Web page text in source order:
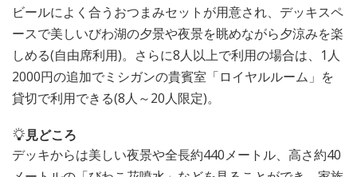
ビールによく合うおつまみセットが用意され、デッキスペ
ースで美しいびわ湖の夕景や夜景を眺めながら夕涼みを楽
しめる(自由席利用)。さらに8人以上で利用の場合は、1人
2000円の追加でミシガンの貴賓室「ロイヤルルーム」を
貸切で利用できる(8人～20人限定)。
見どころ
デッキからは美しい夜景や全長約440メートル、高さ約40